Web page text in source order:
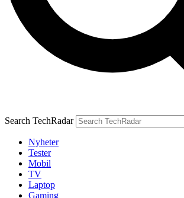
Search TechRadar
Nyheter
Tester
Mobil
TV
Laptop
Gaming